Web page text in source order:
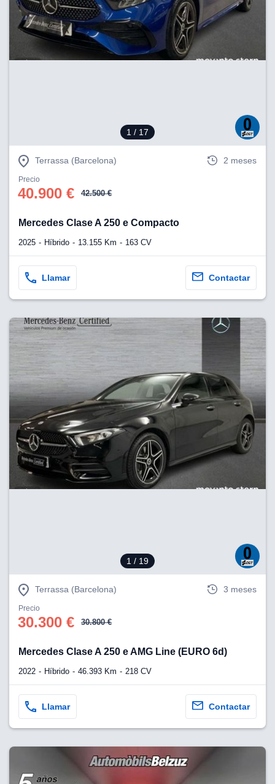
1 / 17
Terrassa (Barcelona) 2 meses
Precio
40.900 € 42.500 €
Mercedes Clase A 250 e Compacto
2025 Híbrido 13.155 Km 163 CV
Llamar Contactar
1 / 19
Terrassa (Barcelona) 3 meses
Precio
30.300 € 30.800 €
Mercedes Clase A 250 e AMG Line (EURO 6d)
2022 Híbrido 46.393 Km 218 CV
Llamar Contactar